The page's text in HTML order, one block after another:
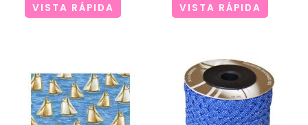
VISTA RÁPIDA VISTA RÁPIDA